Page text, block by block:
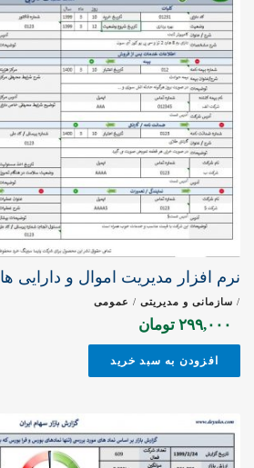
نرم افزار مدیریت اموال و دارایی ها
/ سازمانی و مدیریتی / عمومی
۲۹۹,۰۰۰ تومان
افزودن به سبد خرید